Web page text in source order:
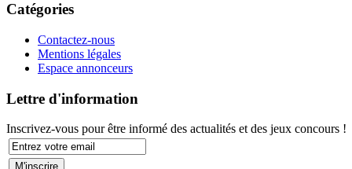
Catégories
Contactez-nous
Mentions légales
Espace annonceurs
Lettre d'information
Inscrivez-vous pour être informé des actualités et des jeux concours !